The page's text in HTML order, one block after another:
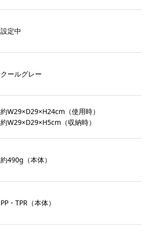
設定中
クールグレー
約W29×D29×H24cm（使用時）
約W29×D29×H5cm（収納時）
約490g（本体）
PP・TPR（本体）